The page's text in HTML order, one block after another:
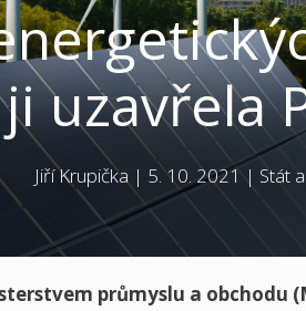
ji uzavřela
Jiří Krupička | 5. 10. 2021 | Stát
průmyslu a obchodu